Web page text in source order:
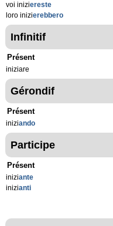
voi iniziereste
loro inizierebbero
Infinitif
Présent
iniziare
Gérondif
Présent
iniziando
Participe
Présent
iniziante
inizianti